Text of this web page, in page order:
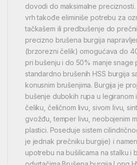
dovodi do maksimalne
vrh takođe eliminiše potrebu za
tačkašem ili predbušenje do
precizno brušena burgija
(brzorezni čelik) omogućava do
pri bušenju i do 50% manje snage
standardno brušenih HSS burgija
konusnim brušenjima. Burgija je
bušenje dubokih rupa u legiranom
čeliku, čeličnom livu, sivom livu,
gvožđu, temper livu, neobojenim
plastici. Poseduje sistem
je jednak prečniku burgije) i
upotrebu na bušilicama na stalku i